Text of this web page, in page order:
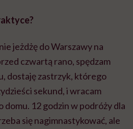
jeżdżę do Warszawy na
czwartą rano, spędzam
dostaję zastrzyk, którego
sekund, i wracam
domu. 12 godzin w podróży dla
się nagimnastykować, ale